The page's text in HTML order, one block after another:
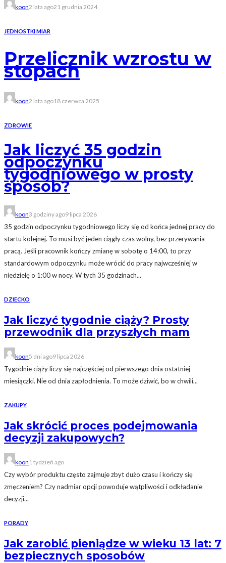
koon2 lata ago21 grudnia 2024
JEDNOSTKI MIAR
Przelicznik wzrostu w
stopach
koon2 lata ago18 czerwca 2025
ZDROWIE
Jak liczyć 35 godzin
odpoczynku
tygodniowego w prosty
sposób?
koon3 godziny ago9 lipca 2026
35 godzin odpoczynku tygodniowego liczy się od końca jednej pracy do
startu kolejnej. To musi być jeden ciągły czas wolny, bez przerywania
pracą. Jeśli pracownik kończy zmianę w sobotę o 14:00, to przy
standardowym odpoczynku może wrócić do pracy najwcześniej w
niedzielę o 1:00 w nocy. W tych 35 godzinach...
DZIECKO
Jak liczyć tygodnie ciąży? Prosty
przewodnik dla przyszłych mam
koon5 dni ago9 lipca 2026
Tygodnie ciąży liczy się najczęściej od pierwszego dnia ostatniej
miesiączki. Nie od dnia zapłodnienia. To może dziwić, bo w chwili...
ZAKUPY
Jak skrócić proces podejmowania
decyzji zakupowych?
koon 1 tydzień ago
Czy wybór produktu często zajmuje zbyt dużo czasu i kończy się
zmęczeniem? Czy nadmiar opcji powoduje wątpliwości i odkładanie
decyzji...
PORADY
Jak zarobić pieniądze w wieku 13 lat: 7
bezpiecznych sposobów